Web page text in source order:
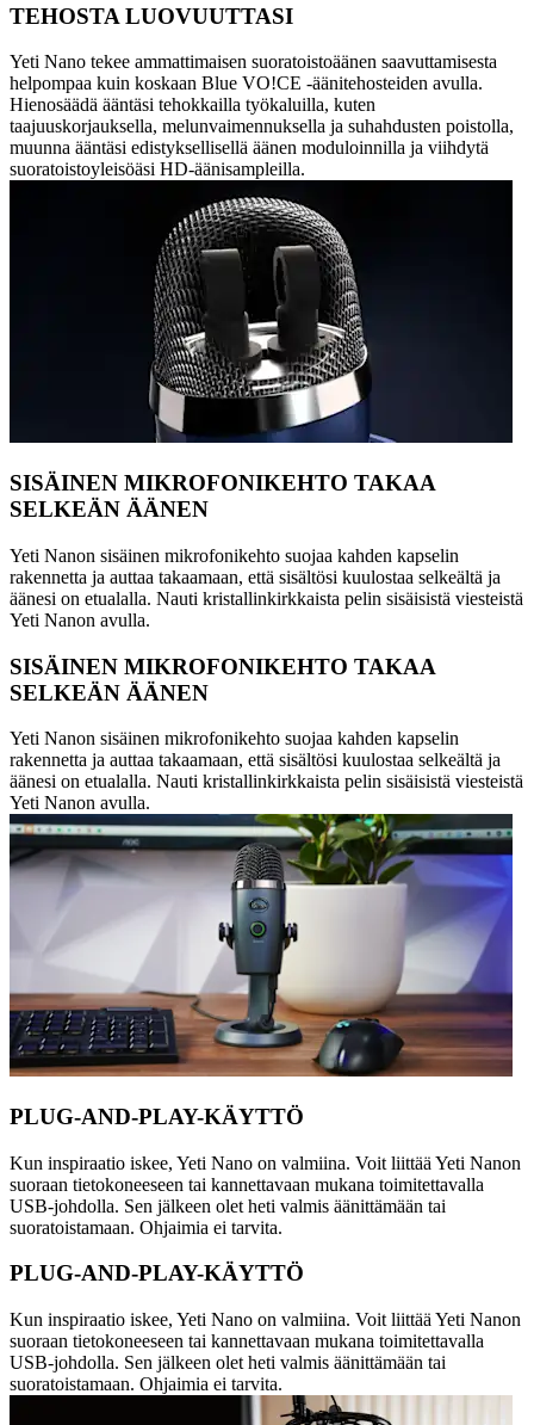
TEHOSTA LUOVUUTTASI
Yeti Nano tekee ammattimaisen suoratoistoäänen saavuttamisesta
helpompaa kuin koskaan Blue VO!CE -äänitehosteiden avulla.
Hienosäädä ääntäsi tehokkailla työkaluilla, kuten
taajuuskorjauksella, melunvaimennuksella ja suhahdusten poistolla,
muunna ääntäsi edistyksellisellä äänen moduloinnilla ja viihdytä
suoratoistoyleisöäsi HD-äänisampleilla.
SISÄINEN MIKROFONIKEHTO TAKAA
SELKEÄN ÄÄNEN
Yeti Nanon sisäinen mikrofonikehto suojaa kahden kapselin
rakennetta ja auttaa takaamaan, että sisältösi kuulostaa selkeältä ja
äänesi on etualalla. Nauti kristallinkirkkaista pelin sisäisistä viesteistä
Yeti Nanon avulla.
SISÄINEN MIKROFONIKEHTO TAKAA
SELKEÄN ÄÄNEN
Yeti Nanon sisäinen mikrofonikehto suojaa kahden kapselin
rakennetta ja auttaa takaamaan, että sisältösi kuulostaa selkeältä ja
äänesi on etualalla. Nauti kristallinkirkkaista pelin sisäisistä viesteistä
Yeti Nanon avulla.
PLUG-AND-PLAY-KÄYTTÖ
Kun inspiraatio iskee, Yeti Nano on valmiina. Voit liittää Yeti Nanon
suoraan tietokoneeseen tai kannettavaan mukana toimitettavalla
USB-johdolla. Sen jälkeen olet heti valmis äänittämään tai
suoratoistamaan. Ohjaimia ei tarvita.
PLUG-AND-PLAY-KÄYTTÖ
Kun inspiraatio iskee, Yeti Nano on valmiina. Voit liittää Yeti Nanon
suoraan tietokoneeseen tai kannettavaan mukana toimitettavalla
USB-johdolla. Sen jälkeen olet heti valmis äänittämään tai
suoratoistamaan. Ohjaimia ei tarvita.